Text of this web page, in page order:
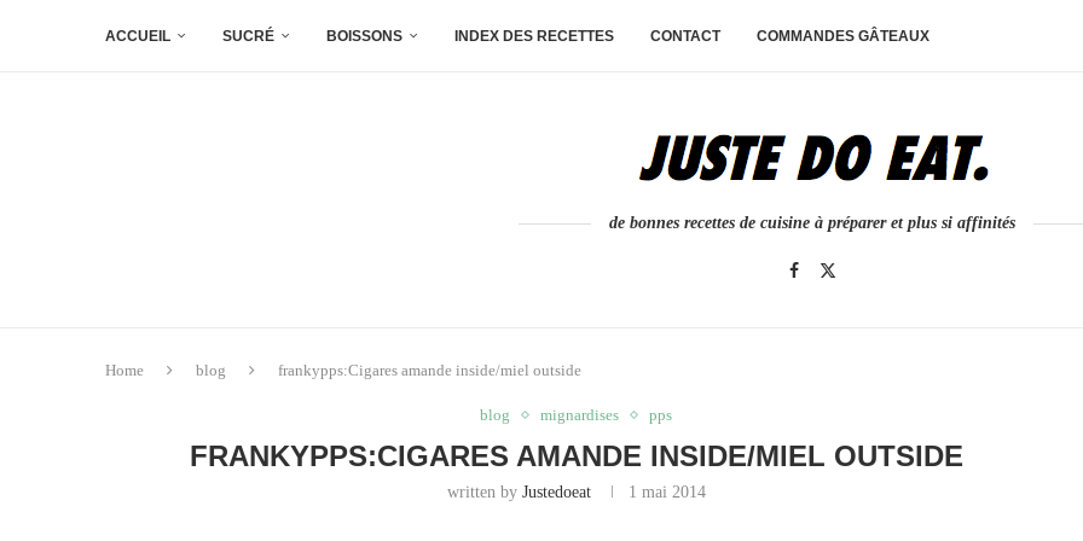
ACCUEIL SUCRÉ BOISSONS INDEX DES RECETTES CONTACT COMMANDES GÂTEAUX
de bonnes recettes de cuisine à préparer et plus si affinités
Home blog frankypps:Cigares amande inside/miel outside
blog mignardises pps
FRANKYPPS:CIGARES AMANDE INSIDE/MIEL OUTSIDE
written by Justedoeat 1 mai 2014